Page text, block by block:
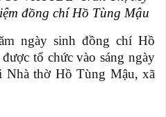
đồng chí Hồ Tùng Mậu
ngày sinh đồng chí Hồ
tổ chức vào sáng ngày
Nhà thờ Hồ Tùng Mậu, xã